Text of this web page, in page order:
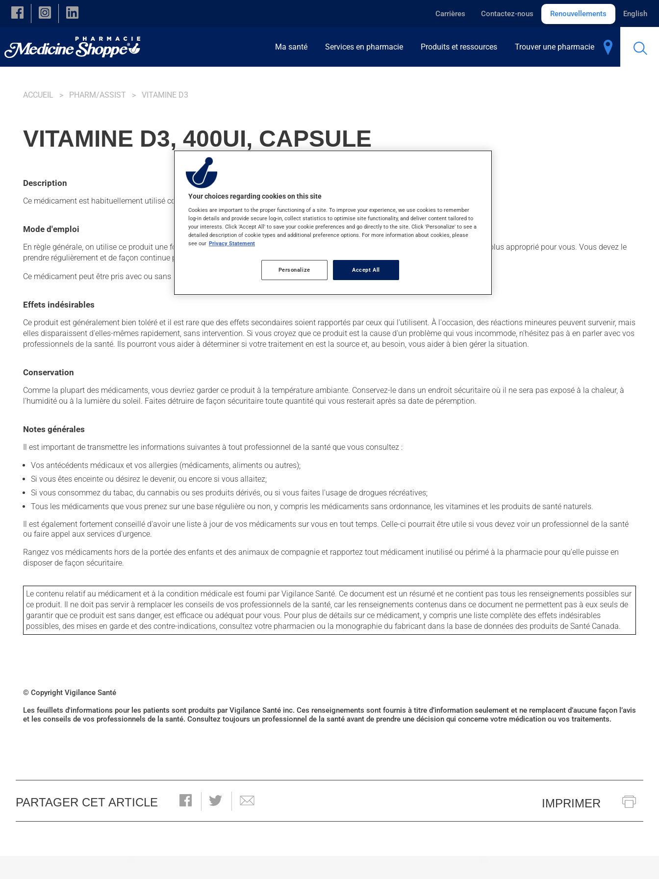
Skip to main content
Carrières Contactez-nous Renouvellements English
Ma santé Services en pharmacie Produits et ressources Trouver une pharmacie
ACCUEIL PHARM/ASSIST VITAMINE D3
VITAMINE D3, 400UI, CAPSULE
Description
Ce médicament est habituellement utilisé comme supplément de vitamines et minéraux. On l'emploie aussi pour l'hypoparathyroïdie.
Mode d'emploi
En règle générale, on utilise ce produit une fois par jour. Il est possible que votre pharmacien vous ait indiqué un horaire différent qui est plus approprié pour vous. Vous devez le
prendre régulièrement et de façon continue pour maintenir ses effets bénéfiques.
Ce médicament peut être pris avec ou sans nourriture, sans égard aux repas ou aux collations.
Effets indésirables
Ce produit est généralement bien toléré et il est rare que des effets secondaires soient rapportés par ceux qui l'utilisent. À l'occasion, des réactions mineures peuvent survenir, mais
elles disparaissent d'elles-mêmes rapidement, sans intervention. Si vous croyez que ce produit est la cause d'un problème qui vous incommode, n'hésitez pas à en parler avec vos
professionnels de la santé. Ils pourront vous aider à déterminer si votre traitement en est la source et, au besoin, vous aider à bien gérer la situation.
Conservation
Comme la plupart des médicaments, vous devriez garder ce produit à la température ambiante. Conservez-le dans un endroit sécuritaire où il ne sera pas exposé à la chaleur, à
l'humidité ou à la lumière du soleil. Faites détruire de façon sécuritaire toute quantité qui vous resterait après sa date de péremption.
Notes générales
Il est important de transmettre les informations suivantes à tout professionnel de la santé que vous consultez :
Vos antécédents médicaux et vos allergies (médicaments, aliments ou autres);
Si vous êtes enceinte ou désirez le devenir, ou encore si vous allaitez;
Si vous consommez du tabac, du cannabis ou ses produits dérivés, ou si vous faites l'usage de drogues récréatives;
Tous les médicaments que vous prenez sur une base régulière ou non, y compris les médicaments sans ordonnance, les vitamines et les produits de santé naturels.
Il est également fortement conseillé d'avoir une liste à jour de vos médicaments sur vous en tout temps. Celle-ci pourrait être utile si vous devez voir un professionnel de la santé
ou faire appel aux services d'urgence.
Rangez vos médicaments hors de la portée des enfants et des animaux de compagnie et rapportez tout médicament inutilisé ou périmé à la pharmacie pour qu'elle puisse en
disposer de façon sécuritaire.
Le contenu relatif au médicament et à la condition médicale est fourni par Vigilance Santé. Ce document est un résumé et ne contient pas tous les renseignements possibles sur
ce produit. Il ne doit pas servir à remplacer les conseils de vos professionnels de la santé, car les renseignements contenus dans ce document ne permettent pas à eux seuls de
garantir que ce produit est sans danger, est efficace ou adéquat pour vous. Pour plus de détails sur ce médicament, y compris une liste complète des effets indésirables
possibles, des mises en garde et des contre-indications, consultez votre pharmacien ou la monographie du fabricant dans la base de données des produits de Santé Canada.
© Copyright Vigilance Santé
Les feuillets d'informations pour les patients sont produits par Vigilance Santé inc. Ces renseignements sont fournis à titre d’information seulement et ne remplacent d’aucune façon l’avis
et les conseils de vos professionnels de la santé. Consultez toujours un professionnel de la santé avant de prendre une décision qui concerne votre médication ou vos traitements.
PARTAGER CET ARTICLE IMPRIMER
Your choices regarding cookies on this site
Cookies are important to the proper functioning of a site. To improve your experience, we use cookies to remember
log-in details and provide secure log-in, collect statistics to optimise site functionality, and deliver content tailored to
your interests. Click 'Accept All' to save your cookie preferences and go directly to the site. Click 'Personalize' to see a
detailed description of cookie types and additional preference options. For more information about cookies, please
see our Privacy Statement
Personalize Accept All